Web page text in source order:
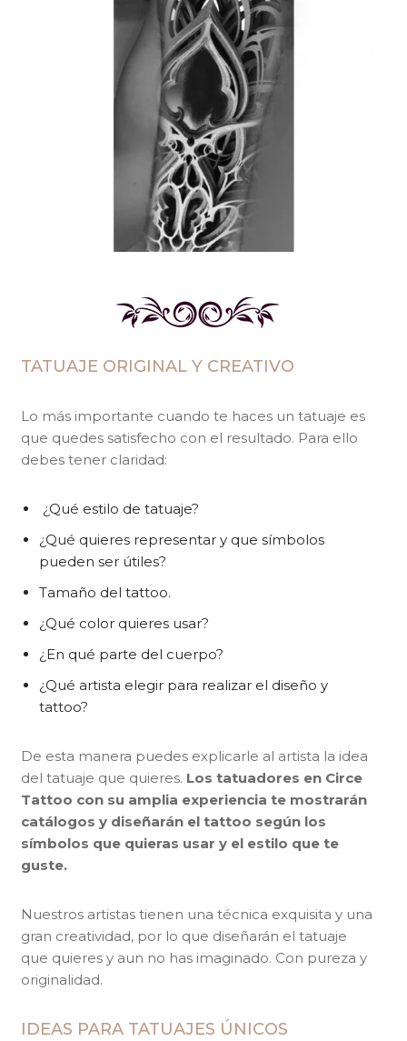
TATUAJE ORIGINAL Y CREATIVO
Lo más importante cuando te haces un tatuaje es
que quedes satisfecho con el resultado. Para ello
debes tener claridad:
¿Qué estilo de tatuaje?
¿Qué quieres representar y que símbolos
pueden ser útiles?
Tamaño del tattoo.
¿Qué color quieres usar?
¿En qué parte del cuerpo?
¿Qué artista elegir para realizar el diseño y
tattoo?
De esta manera puedes explicarle al artista la idea
del tatuaje que quieres. Los tatuadores en Circe
Tattoo con su amplia experiencia te mostrarán
catálogos y diseñarán el tattoo según los
símbolos que quieras usar y el estilo que te
guste.
Nuestros artistas tienen una técnica exquisita y una
gran creatividad, por lo que diseñarán el tatuaje
que quieres y aun no has imaginado. Con pureza y
originalidad.
IDEAS PARA TATUAJES ÚNICOS